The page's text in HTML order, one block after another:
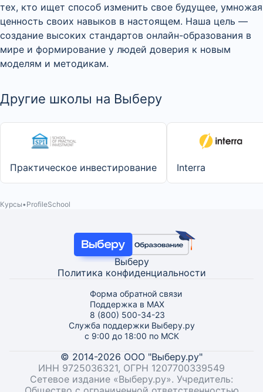
тех, кто ищет способ изменить свое будущее, умножая
ценность своих навыков в настоящем. Наша цель —
создание высоких стандартов онлайн-образования в
мире и формирование у людей доверия к новым
моделям и методикам.
Другие школы на Выберу
Практическое инвестирование Interra
Курсы ProfileSchool
Выберу
Политика конфиденциальности
Форма обратной связи
Поддержка в MAX
8 (800) 500-34-23
Служба поддержки Выберу.ру
с 9:00 до 18:00 по МСК
© 2014-2026 ООО "Выберу.ру"
ИНН 9725036321, ОГРН 1207700339549
Сетевое издание «Выберу.ру». Учредитель: